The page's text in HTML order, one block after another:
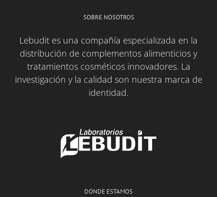
SOBRE NOSOTROS
Lebudit es una compañía especializada en la
distribución de complementos alimenticios y
tratamientos cosméticos innovadores. La
investigación y la calidad son nuestra marca de
identidad.
DONDE ESTAMOS